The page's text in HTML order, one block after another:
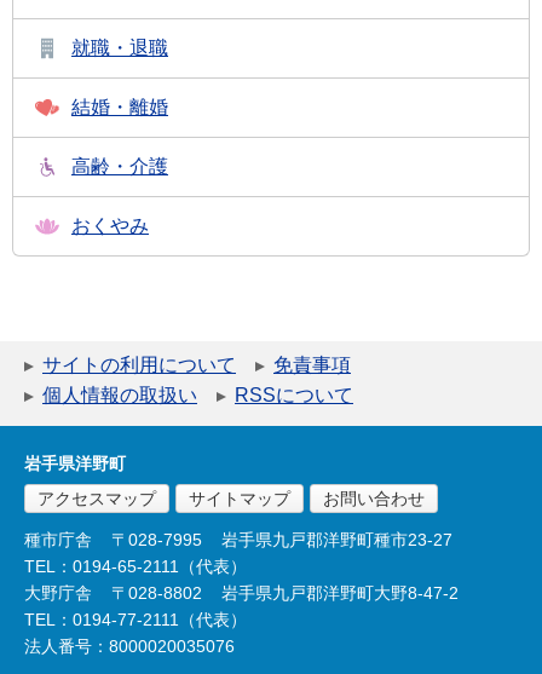
就職・退職
結婚・離婚
高齢・介護
おくやみ
サイトの利用について
免責事項
個人情報の取扱い
RSSについて
岩手県洋野町
アクセスマップ
サイトマップ お問い合わせ
種市庁舎 〒028-7995
岩手県九戸郡洋野町種市23-27
TEL：0194-65-2111（代表）
大野庁舎
〒028-8802
岩手県九戸郡洋野町大野8-47-2
TEL：0194-77-2111（代表）
法人番号：8000020035076